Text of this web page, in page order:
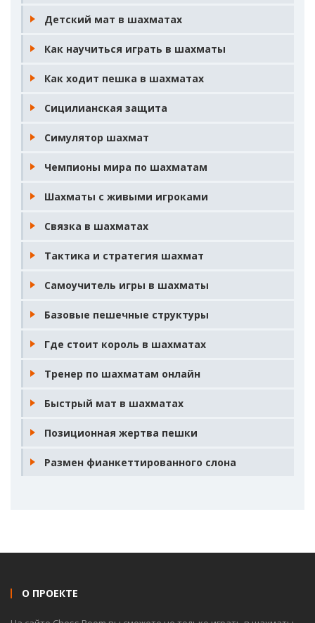
Детский мат в шахматах
Как научиться играть в шахматы
Как ходит пешка в шахматах
Сицилианская защита
Симулятор шахмат
Чемпионы мира по шахматам
Шахматы с живыми игроками
Связка в шахматах
Тактика и стратегия шахмат
Самоучитель игры в шахматы
Базовые пешечные структуры
Где стоит король в шахматах
Тренер по шахматам онлайн
Быстрый мат в шахматах
Позиционная жертва пешки
Размен фианкеттированного слона
О ПРОЕКТЕ